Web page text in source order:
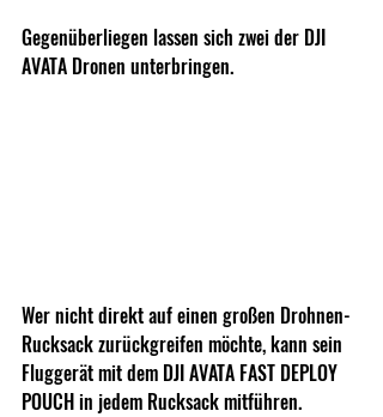
Gegenüberliegen lassen sich zwei der DJI
AVATA Dronen unterbringen.
Wer nicht direkt auf einen großen Drohnen-
Rucksack zurückgreifen möchte, kann sein
Fluggerät mit dem DJI AVATA FAST DEPLOY
POUCH in jedem Rucksack mitführen.